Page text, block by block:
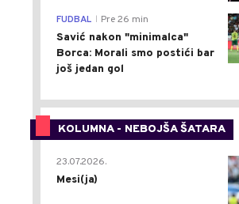
FUDBAL Pre 26 min
Savić nakon "minimalca"
Borca: Morali smo postići bar
još jedan gol
KOLUMNA - NEBOJŠA ŠATARA
23.07.2026.
Mesi(ja)